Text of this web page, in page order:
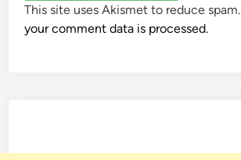
This site uses Akismet to reduce spam.
your comment data is processed.